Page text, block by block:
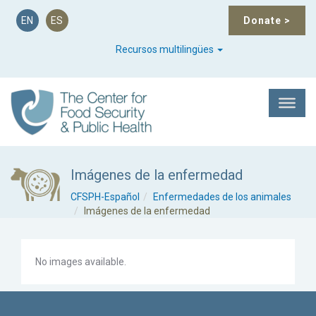
Donate >
EN ES
Recursos multilingües
Imágenes de la enfermedad
CFSPH-Español
Enfermedades de los animales
Imágenes de la enfermedad
No images available.